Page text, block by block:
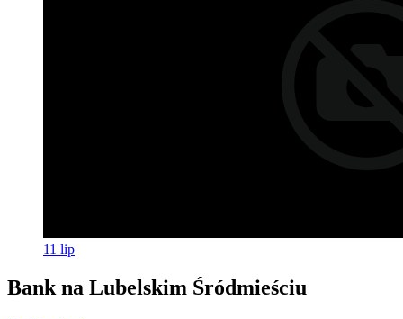
11 lip
Bank na Lubelskim Śródmieściu